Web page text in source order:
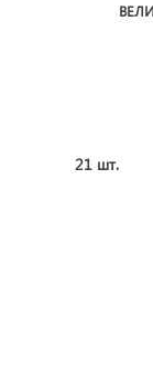
21 шт.